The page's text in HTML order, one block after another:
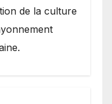
de la culture